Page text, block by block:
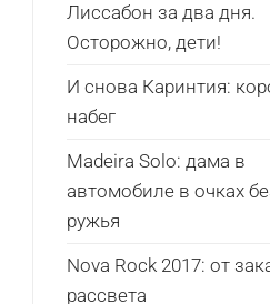
Лиссабон за два дня.
Осторожно, дети!
И снова Каринтия:
набег
Madeira Solo: дама в
автомобиле в очках
ружья
Nova Rock 2017: от
рассвета